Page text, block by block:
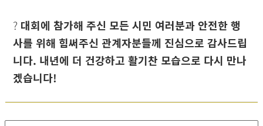
? 대회에 참가해 주신 모든 시민 여러분과 안전한 행
사를 위해 힘써주신 관계자분들께 진심으로 감사드립
니다. 내년에 더 건강하고 활기찬 모습으로 다시 만나
겠습니다!